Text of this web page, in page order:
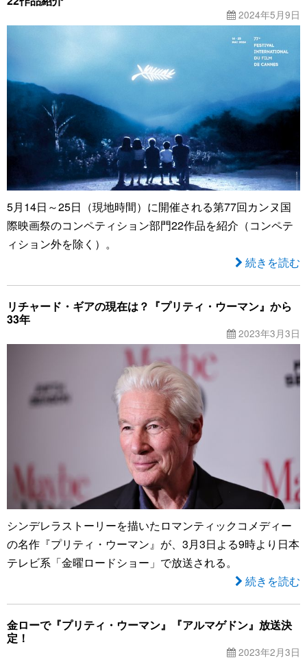
2024年5月9日
5月14日～25日（現地時間）に開催される第77回カンヌ国
際映画祭のコンペティション部門22作品を紹介（コンペテ
ィション外を除く）。
続きを読む
リチャード・ギアの現在は？『プリティ・ウーマン』から
33年
2023年3月3日
シンデレラストーリーを描いたロマンティックコメディー
の名作『プリティ・ウーマン』が、3月3日よる9時より日本
テレビ系「金曜ロードショー」で放送される。
続きを読む
金ローで『プリティ・ウーマン』『アルマゲドン』放送決
定！
2023年2月3日